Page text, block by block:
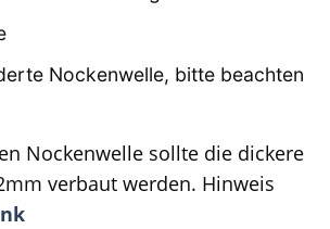
Nockenwelle, bitte beachten
Nockenwelle sollte die dickere
verbaut werden. Hinweis